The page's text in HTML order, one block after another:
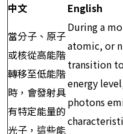
中文
English
當分子、原子
或核從高能階
轉移至低能階
時，會發射具
有特定能量的
光子，這些能
During a
atomic, or
transition
energy
photons